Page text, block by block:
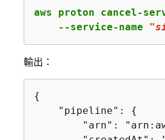
aws proton cancel-
    --service-name
輸出：
{
    "pipeline":
{
"arn":